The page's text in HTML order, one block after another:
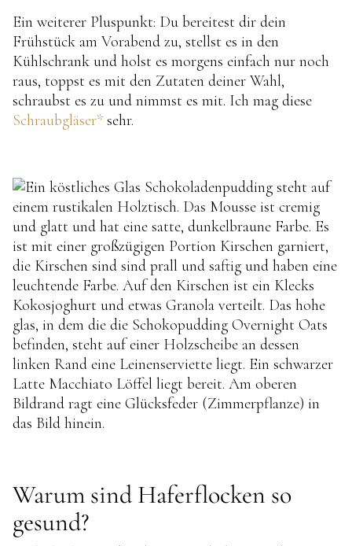
Ein weiterer Pluspunkt: Du bereitest dir dein
Frühstück am Vorabend zu, stellst es in den
Kühlschrank und holst es morgens einfach nur noch
raus, toppst es mit den Zutaten deiner Wahl,
schraubst es zu und nimmst es mit. Ich mag diese
Schraubgläser*sehr.
Warum sind Haferflocken so
gesund?